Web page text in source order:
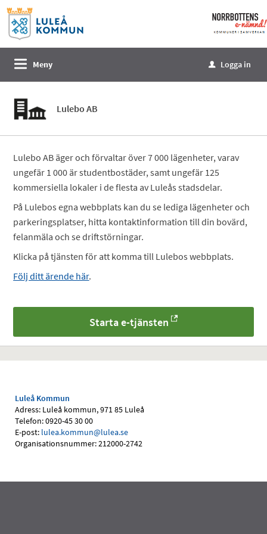
Välkommen
till
tjänster
enämnd
Meny u Logga in
Lulebo AB
Lulebo AB äger och förvaltar över 7 000 lägenheter, varav
ungefär 1 000 är studentbostäder, samt ungefär 125
kommersiella lokaler i de flesta av Luleås stadsdelar.
På Lulebos egna webbplats kan du se lediga lägenheter och
parkeringsplatser, hitta kontaktinformation till din bovärd,
felanmäla och se driftstörningar.
Klicka på tjänsten för att komma till Lulebos webbplats.
Följ ditt ärende här.
Starta e-tjänsten
Luleå Kommun
Adress: Luleå kommun, 971 85 Luleå
Telefon: 0920-45 30 00
E-post: lulea.kommun@lulea.se
Organisationsnummer: 212000-2742